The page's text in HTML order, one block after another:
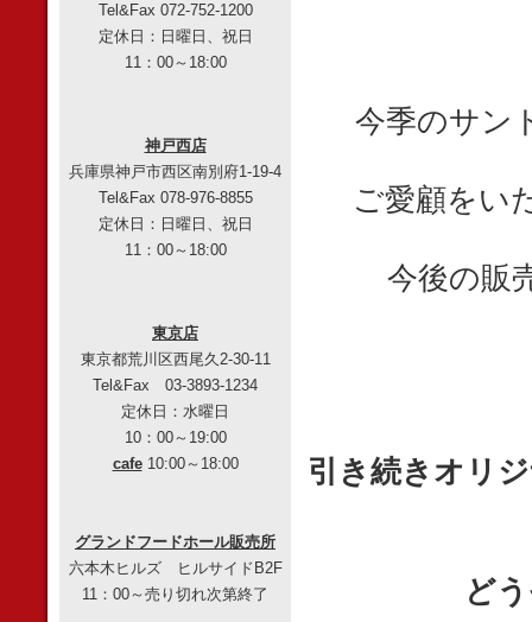
今季のサン
ご愛顧をい
今後の販
引き続きオリ
ど
Tel&Fax 072-752-1200
定休日：日曜日、祝日
11：00～18:00
神戸西店
兵庫県神戸市西区南別府1-19-4
Tel&Fax 078-976-8855
定休日：日曜日、祝日
11：00～18:00
東京店
東京都荒川区西尾久2-30-11
Tel&Fax 03-3893-1234
定休日：水曜日
10：00～19:00
cafe10:00～18:00
グランドフードホール販売所
六本木ヒルズ ヒルサイドB2F
11：00～売り切れ次第終了